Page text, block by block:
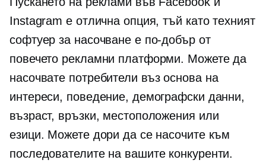
Instagram е отлична опция, тъй като техният
софтуер за насочване е по-добър от
повечето рекламни платформи. Можете да
насочвате потребители въз основа на
интереси, поведение, демографски данни,
възраст, връзки, местоположения или
езици. Можете дори да се насочите към
последователите на вашите конкуренти.